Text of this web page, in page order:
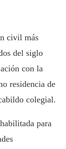
civil más
del siglo
con la
residencia de
colegial.
para